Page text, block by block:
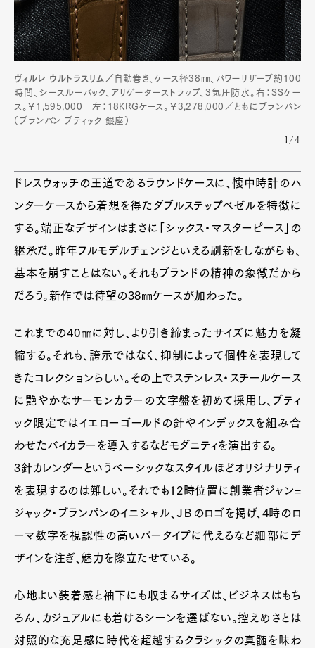
Official Columnist
About
Contact
Pen Meet
ヴィルレ ウルトラスリム／ 自動巻き、ケース径38㎜、パワーリザーブ約100
時間、シースルーバック、アリゲーターストラップ、3気圧防水。右：SSケー
ス。￥1,595,000 左：18KRGケース。￥3,278,000／ともにブランパン
（ブランパン ブティック 銀座）
1/4
ドレスウォッチの王道であるラウンドケースに、懐中時計のハ
ンターケースから着想を得たダブルステップベゼルを特徴に
する。端正なデザインはまさに「シックス・マスターピース」の
継承だ。昨年フルモデルチェンジといえる刷新をしながらも、
基本を崩すことはない。それもブランドの精神の象徴だから
だろう。新作では待望の38㎜ケースが加わった。
これまでの40㎜に対し、より引き締まったサイズに魅力を凝
縮する。それも、誇示ではなく、抑制によって個性を表現して
きたコレクションらしい。その上でステンレス・スチールケース
に艶やかなサーモンカラーの文字盤を初めて採用し、ブティ
ック限定ではイエローゴールドの針やインデックスを組み合
わせたバイカラーを導入するなどモダニティを演出する。
3針カレンダーというベーシックなスタイルほどオリジナリティ
を表現するのは難しい。それでも12時位置に創業者ジャン=
ジャック・ブランパンのイニシャル、ＪＢのロゴを掲げ、4時のロ
ーマ数字を視認性の高いバータイプに代えるなど細部にデ
ザインを注ぎ、魅力を際立たせている。
心地よい装着感と袖下にも収まるサイズは、ビジネスはもち
ろん、カジュアルにも着けるシーンを選ばない。控えめさとは
対照的な充足感に時代を超越するクラシックの真髄を味わ